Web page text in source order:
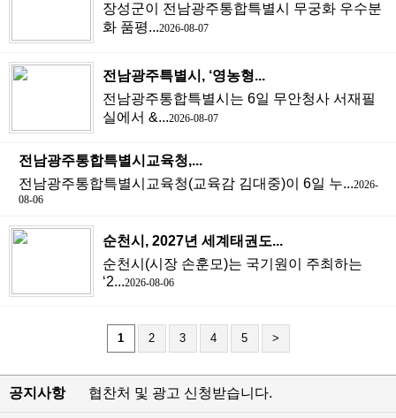
장성군이 전남광주통합특별시 무궁화 우수분
화 품평...2026-08-07
전남광주특별시, ‘영농형...
전남광주통합특별시는 6일 무안청사 서재필
실에서 &...2026-08-07
전남광주통합특별시교육청,...
전남광주통합특별시교육청(교육감 김대중)이 6일 누...2026-
08-06
순천시, 2027년 세계태권도...
순천시(시장 손훈모)는 국기원이 주최하는
‘2...2026-08-06
1 2 3 4 5 >
공지사항 협찬처 및 광고 신청받습니다.